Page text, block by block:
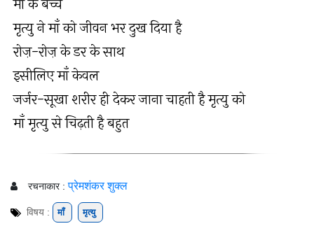
माँ के बच्चे
मृत्यु ने माँ को जीवन भर दुख दिया है
रोज़-रोज़ के डर के साथ
इसीलिए माँ केवल
जर्जर-सूखा शरीर ही देकर जाना चाहती है मृत्यु को
माँ मृत्यु से चिढ़ती है बहुत
रचनाकार : प्रेमशंकर शुक्ल
विषय : माँ मृत्यु